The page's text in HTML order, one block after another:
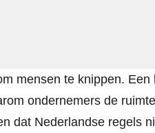
mensen te knippen.
ondernemers de
dat Nederlandse regels